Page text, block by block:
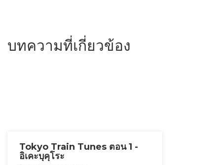
บทความที่เกี่ยวข้อง
Tokyo Train Tunes ตอน 1 -
อิเคะบุคุโระ